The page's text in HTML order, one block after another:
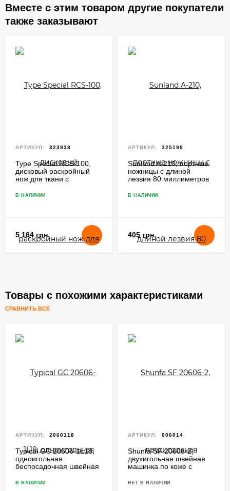
Вместе с этим товаром другие покупатели
также заказывают
АРТИКУЛ: 323938
Type Special RCS-100,
дисковый раскройный
нож для ткани с
миллиметров
В НАЛИЧИИ
5 164 грн.
АРТИКУЛ: 325199
Sunland A-210, портные
ножницы с длиной
лезвия 80 миллиметров
В НАЛИЧИИ
405 грн.
Товары с похожими характеристиками
СРАВНИТЬ ВСЕ
АРТИКУЛ: 2060118
Typical GC 20606-1L18,
одноигольная
беспосадочная швейная
рукавом
В НАЛИЧИИ
АРТИКУЛ: 006014
Shunfa SF 20606-2,
двухигольная швейная
машинка по коже с
НЕТ В НАЛИЧИИ